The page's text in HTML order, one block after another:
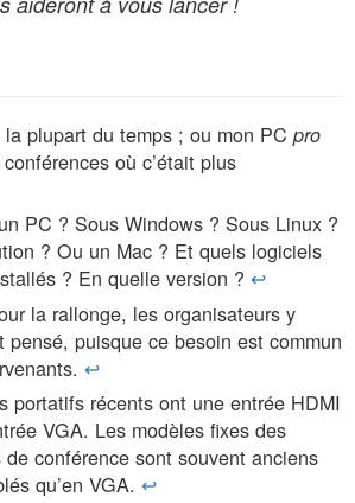
la plupart du temps ; ou mon PC pro
où c’était plus
PC ? Sous Windows ? Sous Linux ?
? Ou un Mac ? Et quels logiciels
? En quelle version ? ↩︎
la rallonge, les organisateurs y
pensé, puisque ce besoin est commun
↩︎
portatifs récents ont une entrée HDMI
VGA. Les modèles fixes des
conférence sont souvent anciens
qu’en VGA. ↩︎